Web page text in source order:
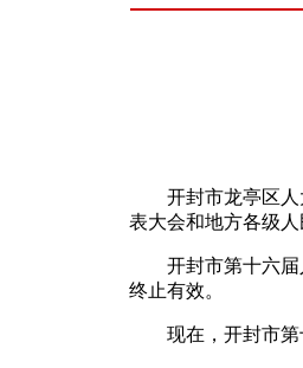
开封市龙亭区人大
表大会和地方各级
开封市第十六届人
终止有效。
现在，开封市第